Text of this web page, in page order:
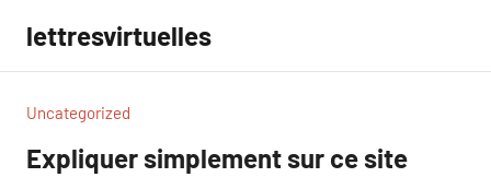
contenu
lettresvirtuelles
Uncategorized
Expliquer simplement sur ce site